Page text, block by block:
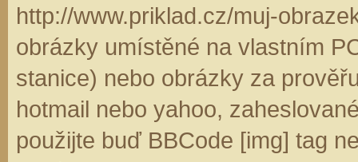
http://www.priklad.cz/muj-
obrázky umístěné na vlastním
stanice) nebo obrázky za
hotmail nebo yahoo,
použijte buď BBCode [img] tag